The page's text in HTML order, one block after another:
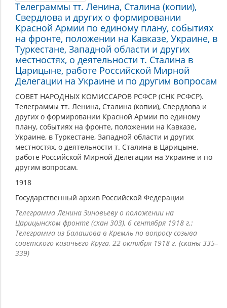
Телеграммы тт. Ленина, Сталина (копии),
Свердлова и других о формировании
Красной Армии по единому плану, событиях
на фронте, положении на Кавказе, Украине, в
Туркестане, Западной области и других
местностях, о деятельности т. Сталина в
Царицыне, работе Российской Мирной
Делегации на Украине и по другим вопросам
СОВЕТ НАРОДНЫХ КОМИССАРОВ РСФСР (СНК РСФСР).
Телеграммы тт. Ленина, Сталина (копии), Свердлова и
других о формировании Красной Армии по единому
плану, событиях на фронте, положении на Кавказе,
Украине, в Туркестане, Западной области и других
местностях, о деятельности т. Сталина в Царицыне,
работе Российской Мирной Делегации на Украине и по
другим вопросам.
1918
Государственный архив Российской Федерации
Телеграмма Ленина Зиновьеву о положении на
Царицынском фронте (скан 303), 6 сентября 1918 г.;
Телеграмма из Балашова в Кремль по вопросу созыва
советского казачьего Круга, 22 октября 1918 г. (сканы 335–
339)